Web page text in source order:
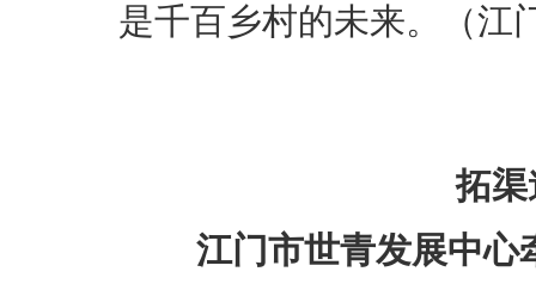
是千百乡村的未来。（江
拓渠
江门市世青发展中心